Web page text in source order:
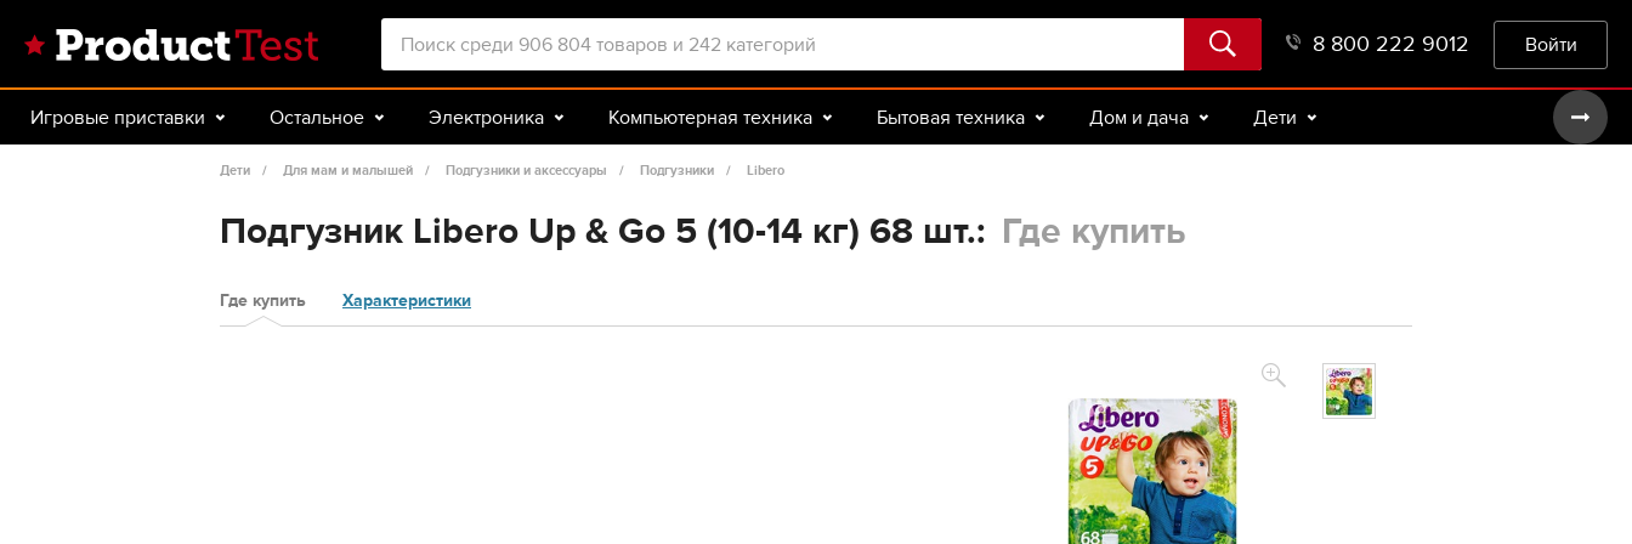
8 800 222 9012 Войти
Игровые приставки Остальное Электроника Компьютерная техника Бытовая техника Дом и дача Дети
Авто Спорт и туризм Досуг и подарки
Дети Для мам и малышей Подгузники и аксессуары Подгузники Libero
Подгузник Libero Up & Go 5 (10-14 кг) 68 шт.: Где купить
Где купить Характеристики